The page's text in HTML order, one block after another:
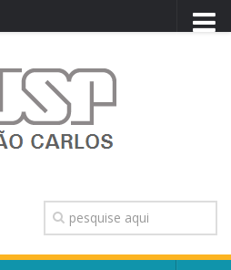
TRANSPARÊNCIA
OUVIDORIA